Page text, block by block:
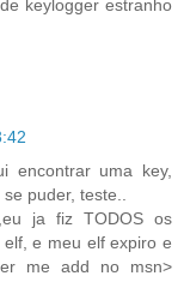
keylogger estranho
encontrar uma key,
puder, teste..
ja fiz TODOS os
e meu elf expiro e
me add no msn>